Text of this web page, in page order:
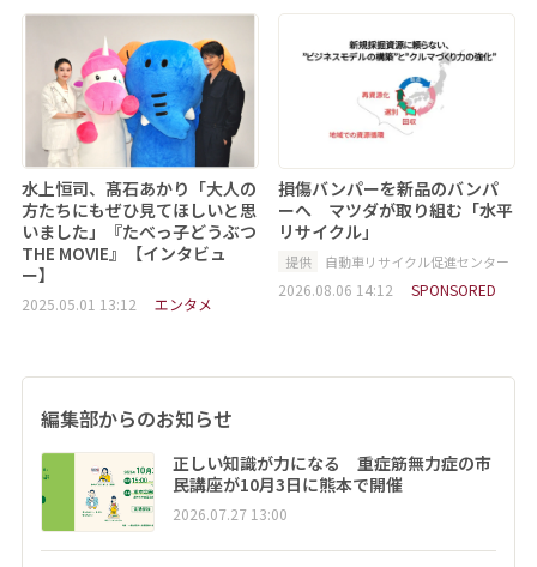
水上恒司、髙石あかり「大人の
方たちにもぜひ見てほしいと思
いました」『たべっ子どうぶつ
THE MOVIE』【インタビュ
ー】
2025.05.01 13:12 エンタメ
損傷バンパーを新品のバンパ
ーへ マツダが取り組む「水平
リサイクル」
提供 自動車リサイクル促進センター
2026.08.06 14:12 SPONSORED
編集部からのお知らせ
正しい知識が力になる 重症筋無力症の市
民講座が10月3日に熊本で開催
2026.07.27 13:00